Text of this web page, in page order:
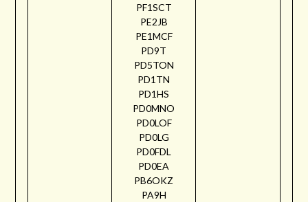
PF1SCT
PE2JB
PE1MCF
PD9T
PD5TON
PD1TN
PD1HS
PD0MNO
PD0LOF
PD0LG
PD0FDL
PD0EA
PB6OKZ
PA9H